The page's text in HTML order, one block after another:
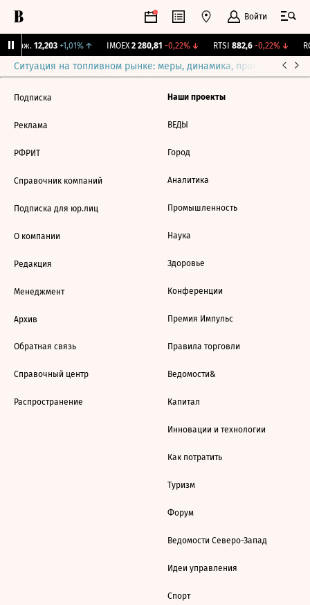
Войти
Бирж. 12,203 +1,01%↑ IMOEX 2 280,81 -0,22%↓ RTSI 882,6 -0,22%↓
Ситуация на топливном рынке: меры, динамика, прогнозы
Подписка
Реклама
РФРИТ
Справочник компаний
Подписка для юр.лиц
О компании
Редакция
Менеджмент
Архив
Обратная связь
Справочный центр
Распространение
Наши проекты
ВЕДЫ
Город
Аналитика
Промышленность
Наука
Здоровье
Конференции
Премия Импульс
Правила торговли
Ведомости&
Капитал
Инновации и технологии
Как потратить
Туризм
Форум
Ведомости Северо-Запад
Идеи управления
Спорт